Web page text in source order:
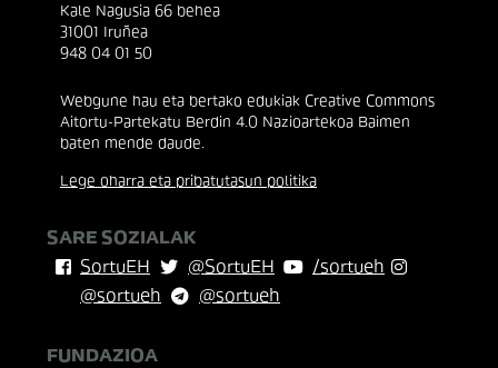
Kale Nagusia 66 behea
31001 Iruñea
948 04 01 50
Webgune hau eta bertako edukiak Creative Commons
Aitortu-Partekatu Berdin 4.0 Nazioartekoa Baimen
baten mende daude.
Lege oharra eta pribatutasun politika
SARE SOZIALAK
SortuEH
@SortuEH
/sortueh
@sortueh
@sortueh
FUNDAZIOA